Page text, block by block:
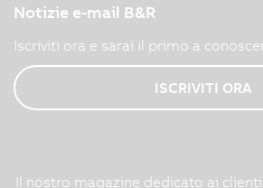
Notizie e-mail B&R
Iscriviti ora e sarai il primo a
ISCRIVITI ORA
Il nostro magazine dedicato ai clienti